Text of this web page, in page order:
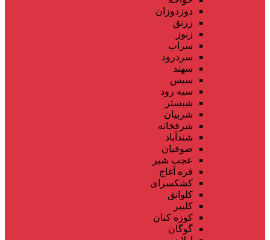
دوزدوزان
زرنق
زنوز
سراب
سردرود
سهند
سیس
سیه رود
شبستر
شربیان
شرفخانه
شندآباد
صوفیان
عجب شیر
قره آغاج
کشکسرای
کلوانق
کلیبر
کوزه کنان
گوگان